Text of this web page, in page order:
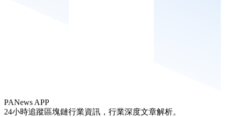
PANews APP
24小時追蹤區塊鏈行業資訊，行業深度文章解析。